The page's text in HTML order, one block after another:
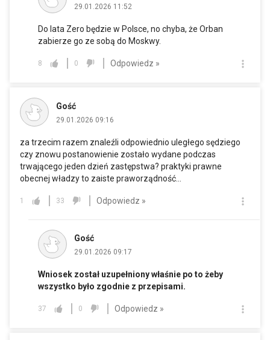
29.01.2026 11:52
Do lata Zero będzie w Polsce, no chyba, że Orban
zabierze go ze sobą do Moskwy.
8 0 Odpowiedz »
Gość
29.01.2026 09:16
za trzecim razem znaleźli odpowiednio uległego sędziego
czy znowu postanowienie zostało wydane podczas
trwającego jeden dzień zastępstwa? praktyki prawne
obecnej władzy to zaiste praworządność...
1 33 Odpowiedz »
Gość
29.01.2026 09:17
Wniosek został uzupełniony właśnie po to żeby
wszystko było zgodnie z przepisami.
37 0 Odpowiedz »